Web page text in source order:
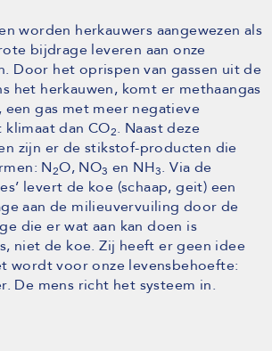
worden herkauwers aangewezen als
bijdrage leveren aan onze
Door het oprispen van gassen uit de
het herkauwen, komt er methaangas
een gas met meer negatieve
dan CO2. Naast deze
zijn er de stikstof-producten die
N2O, NO3 en NH3. Via de
levert de koe (schaap, geit) een
aan de milieuvervuiling door de
die er wat aan kan doen is
niet de koe. Zij heeft er geen idee
wordt voor onze levensbehoefte:
De mens richt het systeem in.